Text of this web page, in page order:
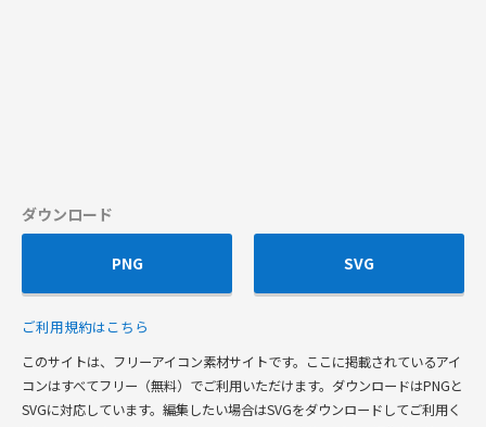
ダウンロード
PNG SVG
ご利用規約はこちら
このサイトは、フリーアイコン素材サイトです。ここに掲載されているアイ
コンはすべてフリー（無料）でご利用いただけます。ダウンロードはPNGと
SVGに対応しています。編集したい場合はSVGをダウンロードしてご利用く